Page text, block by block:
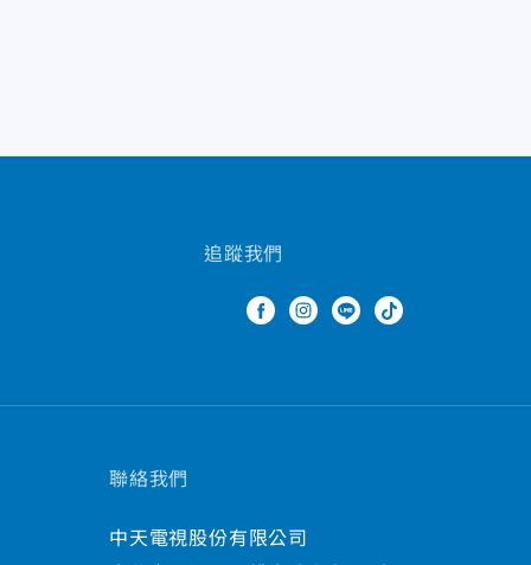
追蹤我們
聯絡我們
中天電視股份有限公司